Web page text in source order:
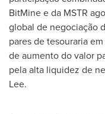
BitMine e da MSTR
global de negociação
pares de tesouraria
de aumento do valor
pela alta liquidez de
Lee.